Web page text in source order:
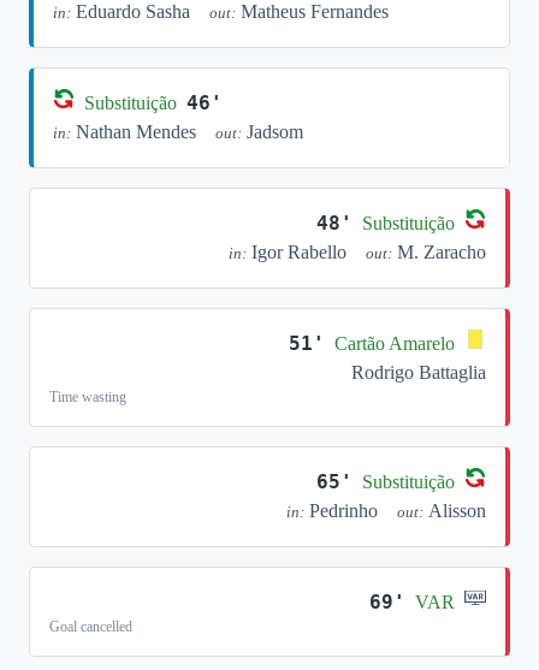
in: Eduardo Sasha out: Matheus Fernandes
Substituição 46'
in: Nathan Mendes out: Jadsom
48' Substituição
in: Igor Rabello out: M. Zaracho
51'
Cartão Amarelo
Rodrigo Battaglia
Time wasting
65' Substituição
in: Pedrinho out: Alisson
69' VAR
Goal cancelled